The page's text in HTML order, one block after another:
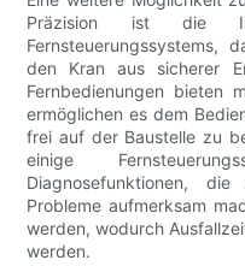
Präzision ist die
Fernsteuerungssystems,
den Kran aus sicherer
Fernbedienungen bieten
ermöglichen es dem
frei auf der Baustelle zu
einige
Diagnosefunktionen,
Probleme aufmerksam
werden, wodurch
werden.